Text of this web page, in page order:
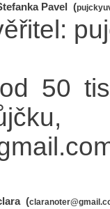
Pavel (
50
(